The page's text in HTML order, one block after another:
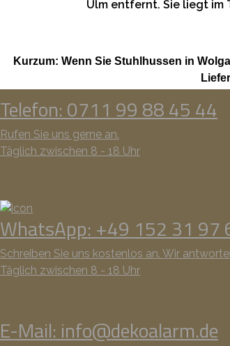
Ulm entfernt. Sie liegt im
Kurzum: Wenn Sie Stuhlhussen in
Telefon: 0711 99 88 45 44
Rufen Sie uns gerne an.
Täglich zwischen 8 - 18 Uhr
WhatsApp: +49 152 31 97
Schreiben Sie uns kostenlos an. Wir
Täglich zwischen 8 - 18 Uhr
E-Mail: info@dekoalarm.de